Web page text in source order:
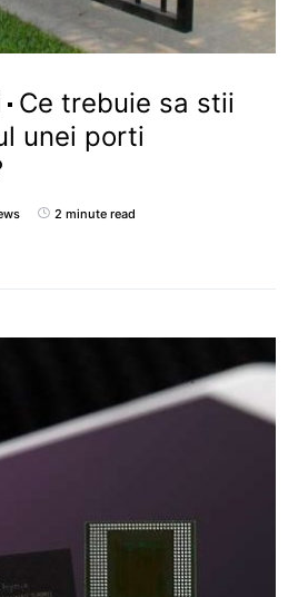
Ce trebuie sa stii
unei porti
2 minute read